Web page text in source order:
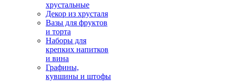
хрустальные
Декор из хрусталя
Вазы для фруктов
и торта
Наборы для
крепких напитков
и вина
Графины,
кувшины и штофы